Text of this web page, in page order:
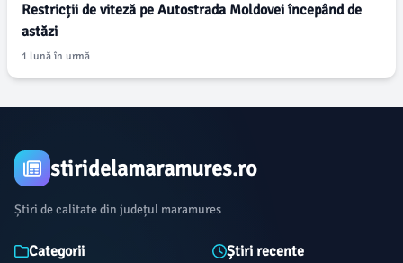
Restricții de viteză pe Autostrada Moldovei începând de
astăzi
1 lună în urmă
stiridelamaramures.ro
Știri de calitate din județul maramures
Categorii Știri recente